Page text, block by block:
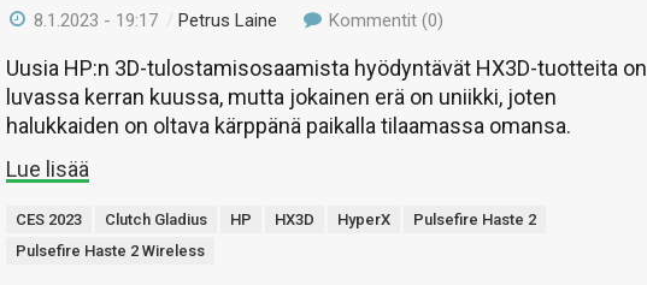
8.1.2023 - 19:17 /Petrus Laine Kommentit (0)
Uusia HP:n 3D-tulostamisosaamista hyödyntävät HX3D-tuotteita on
luvassa kerran kuussa, mutta jokainen erä on uniikki, joten
halukkaiden on oltava kärppänä paikalla tilaamassa omansa.
Lue lisää
CES 2023 Clutch Gladius HP HX3D HyperX
Pulsefire Haste 2
Pulsefire Haste 2 Wireless